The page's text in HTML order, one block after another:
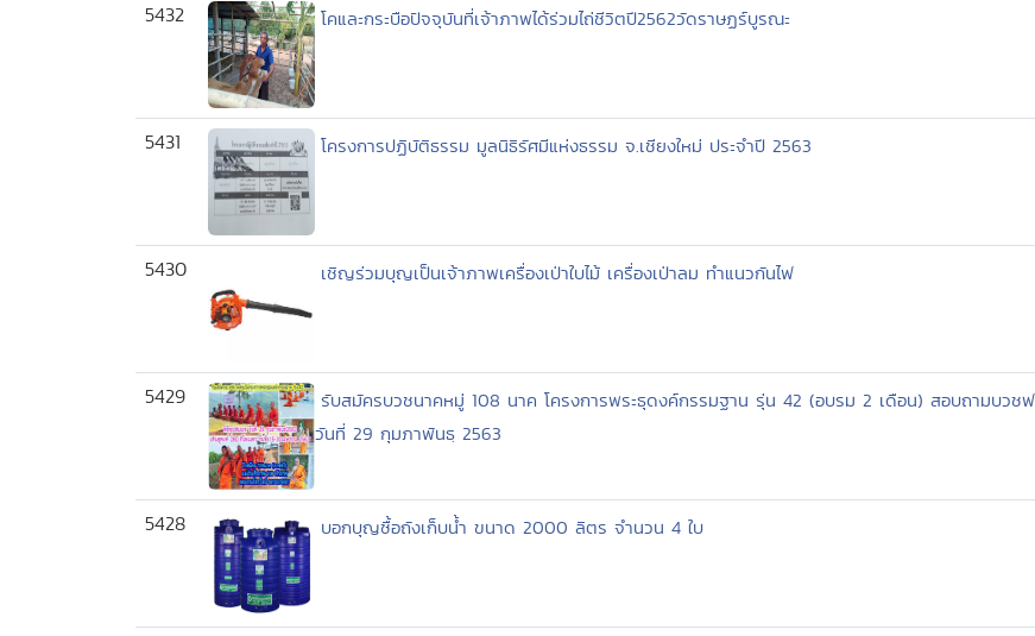
5432 โคและกระบือปัจจุบันที่เจ้าภาพได้ร่วมไถ่ชีวิตปี2562วัดราษฏร์บูรณะ
5431 โครงการปฏิบัติธรรม มูลนิธิรัศมีแห่งธรรม จ.เชียงใหม่ ประจำปี 2563
5430 เชิญร่วมบุญเป็นเจ้าภาพเครื่องเป่าใบไม้ เครื่องเป่าลม ทำแนวกันไฟ
5429
รับสมัครบวชนาคหมู่ 108 นาค โครงการพระธุดงค์กรรมฐาน รุ่น 42 (อบรม 2 เดือน) สอบถามบวช
วันที่ 29 กุมภาพันธฺ 2563
5428 บอกบุญซื้อถังเก็บน้ำ ขนาด 2000 ลิตร จำนวน 4 ใบ